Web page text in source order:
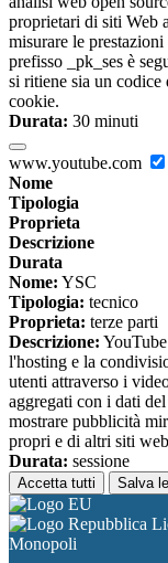
proprietari di siti Web
misurare le
prefisso _pk_ses è
si ritiene sia un
cookie.
Durata: 30 minuti
www.youtube.com
Nome
Tipologia
Proprieta
Descrizione
Durata
Nome: YSC
Tipologia: tecnico
Proprieta: terze parti
Descrizione:
l'hosting e la
utenti attraverso i
aggregati con i dati
mostrare pubblicità
propri e di altri siti
Durata: sessione
Accetta tutti Salva
Monopoli